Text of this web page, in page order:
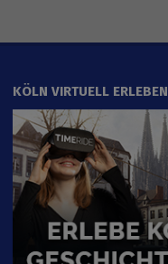
KÖLN VIRTUELL ERLEBEN